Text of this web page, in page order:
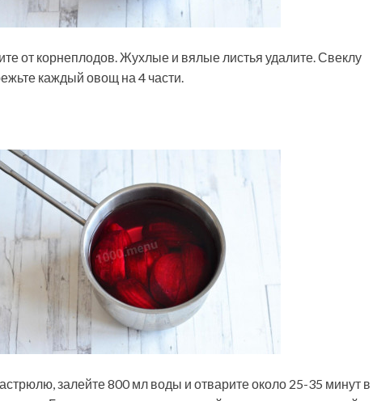
от корнеплодов. Жухлые и вялые листья удалите. Свеклу
каждый овощ на 4 части.
залейте 800 мл воды и отварите около 25-35 минут в